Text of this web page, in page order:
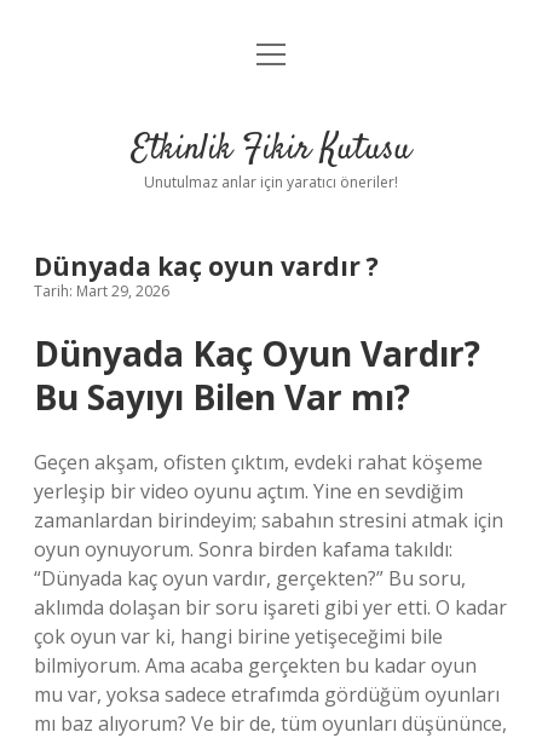
Anasayfa
Yasal Uyarı
menüyü
Etkinlik Fikir Kutusu
Unutulmaz anlar için yaratıcı öneriler!
Dünyada kaç oyun vardır ?
Tarih: Mart 29, 2026
Dünyada Kaç Oyun Vardır?
Bu Sayıyı Bilen Var mı?
Geçen akşam, ofisten çıktım, evdeki rahat köşeme
yerleşip bir video oyunu açtım. Yine en sevdiğim
zamanlardan birindeyim; sabahın stresini atmak için
oyun oynuyorum. Sonra birden kafama takıldı:
“Dünyada kaç oyun vardır, gerçekten?” Bu soru,
aklımda dolaşan bir soru işareti gibi yer etti. O kadar
çok oyun var ki, hangi birine yetişeceğimi bile
bilmiyorum. Ama acaba gerçekten bu kadar oyun
mu var, yoksa sadece etrafımda gördüğüm oyunları
mı baz alıyorum? Ve bir de, tüm oyunları düşününce,